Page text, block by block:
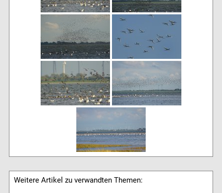
Weitere Artikel zu verwandten Themen: